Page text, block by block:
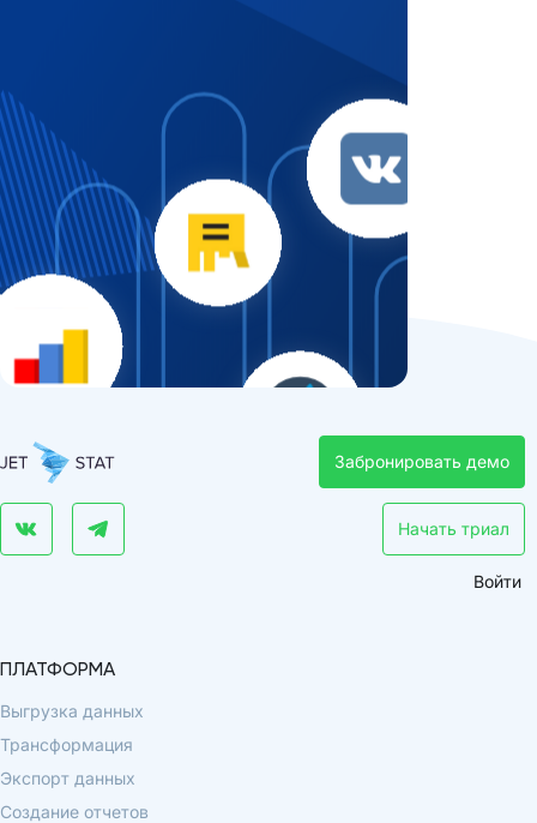
Забронировать демо
Начать триал
Войти
ПЛАТФОРМА
Выгрузка данных
Трансформация
Экспорт данных
Создание отчетов